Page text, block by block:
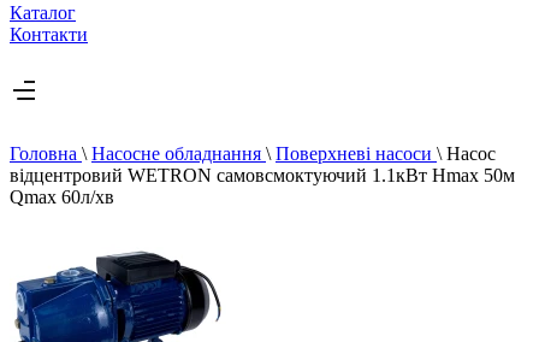
Каталог
Контакти
Головна \ Насосне обладнання \ Поверхневі насоси \ Насос
відцентровий WETRON самовсмоктуючий 1.1кВт Hmax 50м
Qmax 60л/хв